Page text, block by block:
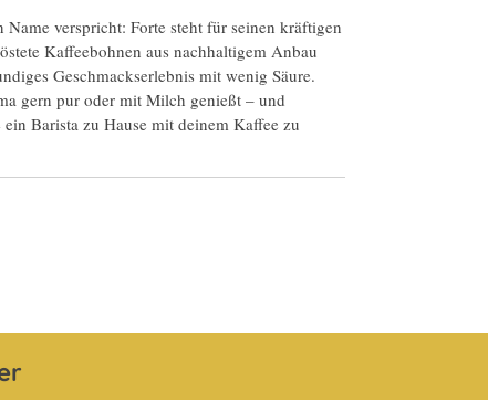
Name verspricht: Forte steht für seinen kräftigen
Kaffeebohnen aus nachhaltigem Anbau
Geschmackserlebnis mit wenig Säure.
gern pur oder mit Milch genießt – und
Barista zu Hause mit deinem Kaffee zu